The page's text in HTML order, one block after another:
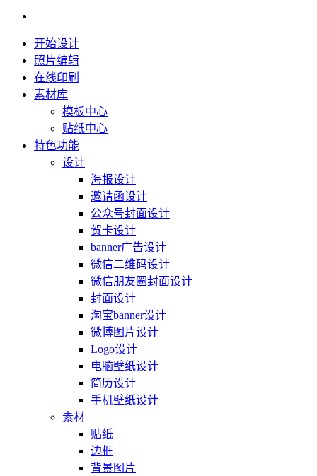
开始设计
照片编辑
在线印刷
素材库
模板中心
贴纸中心
特色功能
设计
海报设计
邀请函设计
公众号封面设计
贺卡设计
banner广告设计
微信二维码设计
微信朋友圈封面设计
封面设计
淘宝banner设计
微博图片设计
Logo设计
电脑壁纸设计
简历设计
手机壁纸设计
素材
贴纸
边框
背景图片